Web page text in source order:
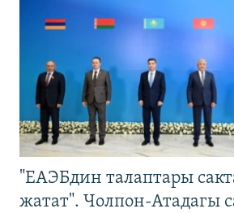
"ЕАЭБдин талаптары
жатат". Чолпон-Атадагы